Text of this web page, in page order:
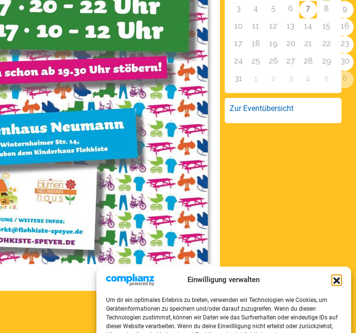
Einwilligung verwalten
Um dir ein optimales Erlebnis zu bieten, verwenden wir Technologien wie Cookies, um
Geräteinformationen zu speichern und/oder darauf zuzugreifen. Wenn du diesen
Technologien zustimmst, können wir Daten wie das Surfverhalten oder eindeutige IDs auf
dieser Website verarbeiten. Wenn du deine Einwillligung nicht erteilst oder zurückziehst,
3
4 5 6 7 8
9
10
11 12 13 14 15
16
17
18 19 20 21 22
23
24
25 26 27 28 29
30
31
1 2 3 4 5 6
Zur Eventübersicht